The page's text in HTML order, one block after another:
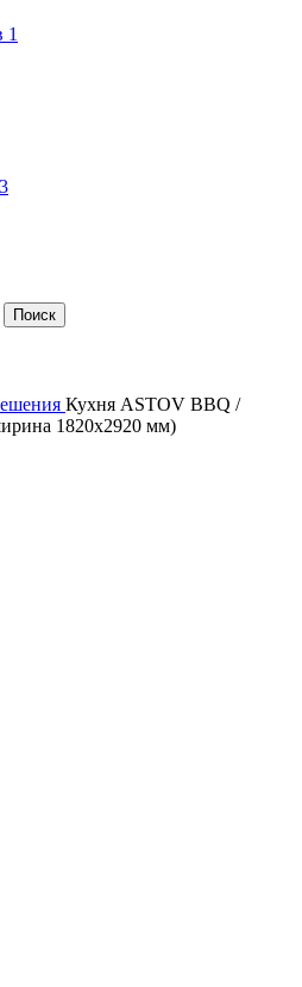
1
Поиск
Кухня ASTOV BBQ /
1820х2920 мм)